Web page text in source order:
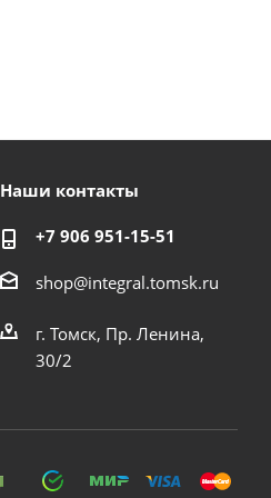
Наши контакты
+7 906 951-15-51
shop@integral.tomsk.ru
г. Томск, Пр. Ленина,
30/2